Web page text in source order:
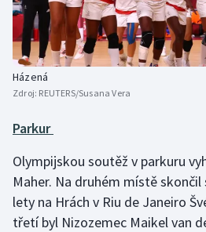
Házená
Zdroj: REUTERS/Susana Vera
Parkur
Olympijskou soutěž v parkuru
Maher. Na druhém místě
lety na Hrách v Riu de Janeiro
třetí byl Nizozemec Maikel van